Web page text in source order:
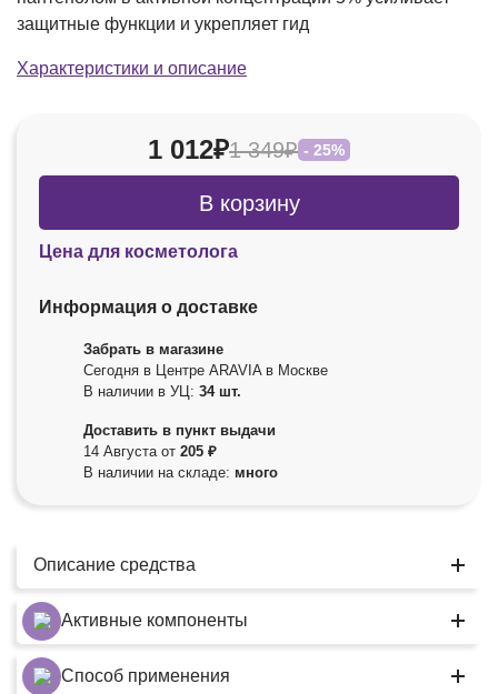
защитные функции и укрепляет гид
Характеристики и описание
1 012₽1 349₽ - 25%
В корзину
Цена для косметолога
Информация о доставке
Забрать в магазине
Сегодня в Центре ARAVIA в Москве
В наличии в УЦ: 34 шт.
Доставить в пункт выдачи
14 Августа от 205 ₽
В наличии на складе: много
Описание средства
Активные компоненты
Способ применения